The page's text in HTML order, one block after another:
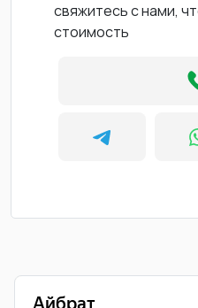
свяжитесь с нами,
стоимость